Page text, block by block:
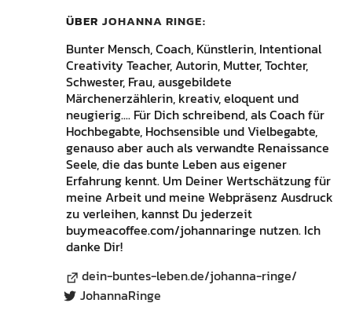
ÜBER JOHANNA RINGE
Bunter Mensch, Coach, Künstlerin, Intentional
Creativity Teacher, Autorin, Mutter, Tochter,
Schwester, Frau, ausgebildete
Märchenerzählerin, kreativ, eloquent und
neugierig.... Für Dich schreibend, als Coach für
Hochbegabte, Hochsensible und Vielbegabte,
genauso aber auch als verwandte Renaissance
Seele, die das bunte Leben aus eigener
Erfahrung kennt. Um Deiner Wertschätzung für
meine Arbeit und meine Webpräsenz Ausdruck
zu verleihen, kannst Du jederzeit
buymeacoffee.com/johannaringe nutzen. Ich
danke Dir!
dein-buntes-leben.de/johanna-ringe/
JohannaRinge